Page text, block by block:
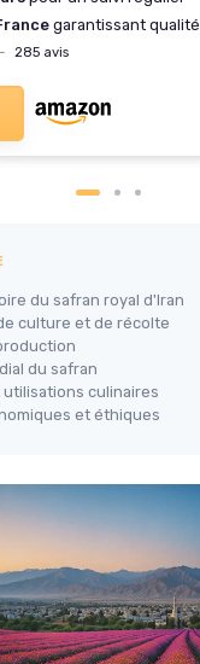
garantissant qualité
285 avis
du safran royal d'Iran
culture et de récolte
du safran
culinaires
et éthiques